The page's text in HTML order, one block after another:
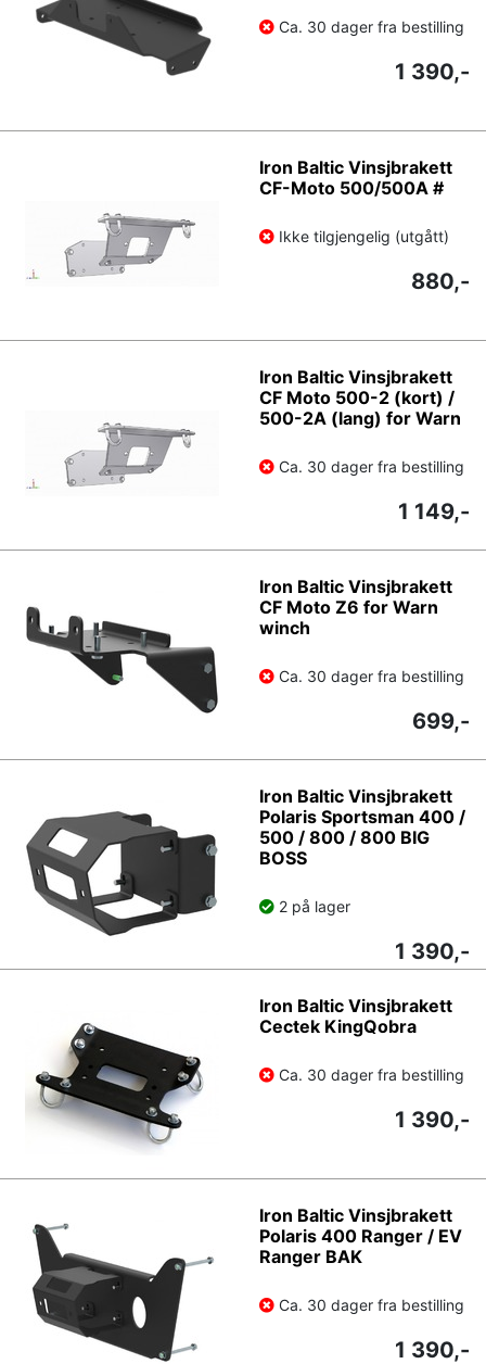
Ca. 30 dager fra bestilling
1 390,-
Iron Baltic Vinsjbrakett
CF-Moto 500/500A #
Ikke tilgjengelig (utgått)
880,-
Iron Baltic Vinsjbrakett
CF Moto 500-2 (kort) /
500-2A (lang) for Warn
Ca. 30 dager fra bestilling
1 149,-
Iron Baltic Vinsjbrakett
CF Moto Z6 for Warn
winch
Ca. 30 dager fra bestilling
699,-
Iron Baltic Vinsjbrakett
Polaris Sportsman 400 /
500 / 800 / 800 BIG
BOSS
2 på lager
1 390,-
Iron Baltic Vinsjbrakett
Cectek KingQobra
Ca. 30 dager fra bestilling
1 390,-
Iron Baltic Vinsjbrakett
Polaris 400 Ranger / EV
Ranger BAK
Ca. 30 dager fra bestilling
1 390,-